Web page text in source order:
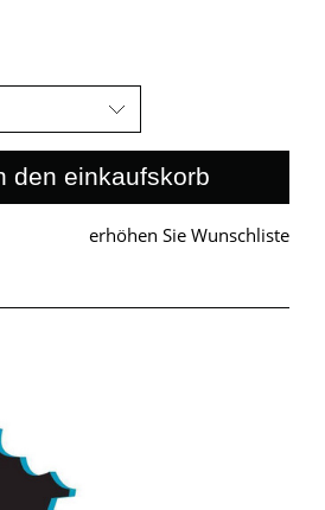
den einkaufskorb
erhöhen Sie Wunschliste